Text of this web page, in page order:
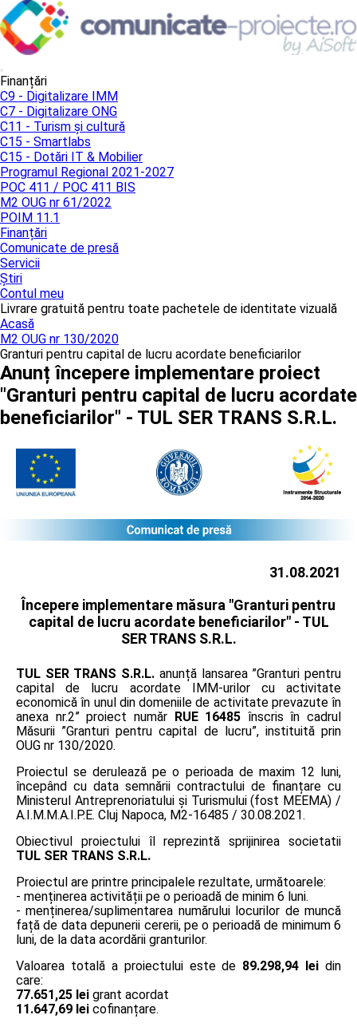
Finanțări
C9 - Digitalizare IMM
C7 - Digitalizare ONG
C11 - Turism și cultură
C15 - Smartlabs
C15 - Dotări IT & Mobilier
Programul Regional 2021-2027
POC 411 / POC 411 BIS
M2 OUG nr 61/2022
POIM 11.1
Finanțări
Comunicate de presă
Servicii
Știri
Contul meu
Livrare gratuită pentru toate pachetele de identitate vizuală
Acasă
M2 OUG nr 130/2020
Granturi pentru capital de lucru acordate beneficiarilor
Anunț începere implementare proiect
"Granturi pentru capital de lucru acordate
beneficiarilor" - TUL SER TRANS S.R.L.
31.08.2021
Începere implementare măsura "Granturi pentru
capital de lucru acordate beneficiarilor" - TUL
SER TRANS S.R.L.
TUL SER TRANS S.R.L. anunță lansarea ”Granturi pentru
capital de lucru acordate IMM-urilor cu activitate
economică în unul din domeniile de activitate prevazute în
anexa nr.2” proiect număr RUE 16485 înscris în cadrul
Măsurii ”Granturi pentru capital de lucru”, instituită prin
OUG nr 130/2020.
Proiectul se derulează pe o perioada de maxim 12 luni,
începând cu data semnării contractului de finanțare cu
Ministerul Antreprenoriatului și Turismului (fost MEEMA) /
A.I.M.M.A.I.P.E. Cluj Napoca, M2-16485 / 30.08.2021.
Obiectivul proiectului îl reprezintă sprijinirea societatii
TUL SER TRANS S.R.L.
Proiectul are printre principalele rezultate, următoarele:
- menținerea activității pe o perioadă de minim 6 luni.
- menținerea/suplimentarea numărului locurilor de muncă
față de data depunerii cererii, pe o perioadă de minimum 6
luni, de la data acordării granturilor.
Valoarea totală a proiectului este de 89.298,94 lei din
care:
77.651,25 lei grant acordat
11.647,69 lei cofinanțare.